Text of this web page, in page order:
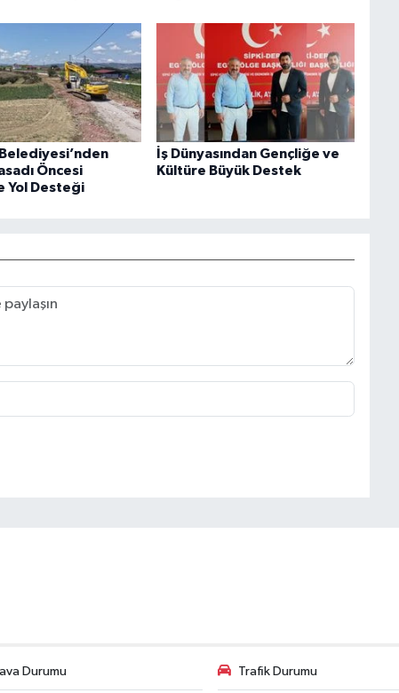
Belediyesi’nden
Öncesi
Yol Desteği
İş Dünyasından Gençliğe ve
Kültüre Büyük Destek
Durumu Trafik Durumu